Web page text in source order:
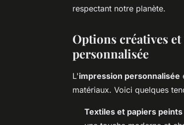
respectant notre planète.
Options créatives
personnalisée
L'impression personnalisée
matériaux. Voici quelques
Textiles et papiers peints